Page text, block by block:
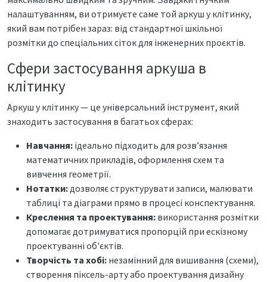
налаштуванням, ви отримуєте саме той аркуш у клітинку,
який вам потрібен зараз: від стандартної шкільної
розмітки до спеціальних сіток для інженерних проєктів.
Сфери застосування аркуша в
клітинку
Аркуш у клітинку — це універсальний інструмент, який
знаходить застосування в багатьох сферах:
Навчання: ідеально підходить для розв’язання
математичних прикладів, оформлення схем та
вивчення геометрії.
Нотатки:дозволяє структурувати записи, малювати
таблиці та діаграми прямо в процесі конспектування.
Креслення та проектування: використання розмітки
допомагає дотримуватися пропорцій при ескізному
проектуванні об'єктів.
Творчість та хобі: незамінний для вишивання (схеми),
створення піксель-арту або проектування дизайну